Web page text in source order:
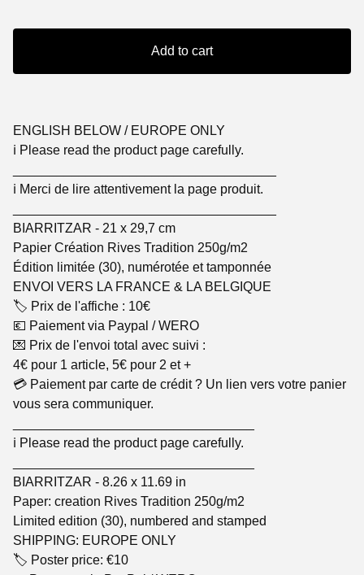
Add to cart
ENGLISH BELOW / EUROPE ONLY
ℹ️ Please read the product page carefully.
ℹ️ Merci de lire attentivement la page produit.
BIARRITZAR - 21 x 29,7 cm
Papier Création Rives Tradition 250g/m2
Édition limitée (30), numérotée et tamponnée
ENVOI VERS LA FRANCE & LA BELGIQUE
🏷️ Prix de l'affiche : 10€
💶 Paiement via Paypal / WERO
💌 Prix de l'envoi total avec suivi :
4€ pour 1 article, 5€ pour 2 et +
💳 Paiement par carte de crédit ? Un lien vers votre panier
vous sera communiquer.
ℹ️ Please read the product page carefully.
BIARRITZAR - 8.26 x 11.69 in
Paper: creation Rives Tradition 250g/m2
Limited edition (30), numbered and stamped
SHIPPING: EUROPE ONLY
🏷️ Poster price: €10